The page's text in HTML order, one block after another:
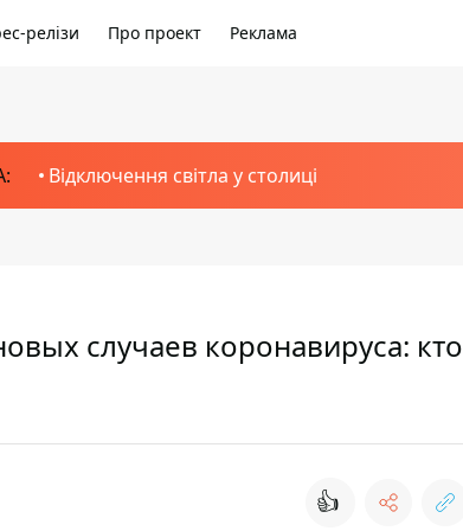
релізи Про проект Реклама
Відключення світла у столиці
случаев коронавируса: кто
👍